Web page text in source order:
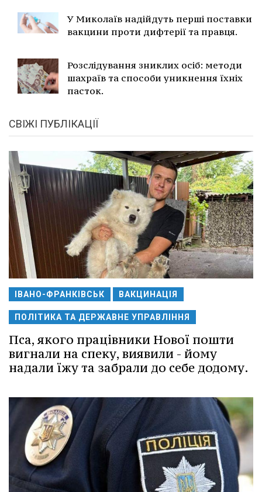
У Миколаїв надійдуть перші поставки
вакцини проти дифтерії та правця.
Розслідування зниклих осіб: методи
шахраїв та способи уникнення їхніх
пасток.
СВІЖІ ПУБЛІКАЦІЇ
ІВАНО-ФРАНКІВСЬК ВАКЦИНАЦІЯ
ПОЛІТИКА ТА ДЕРЖАВНЕ УПРАВЛІННЯ
Пса, якого працівники Нової пошти
вигнали на спеку, виявили - йому
надали їжу та забрали до себе додому.